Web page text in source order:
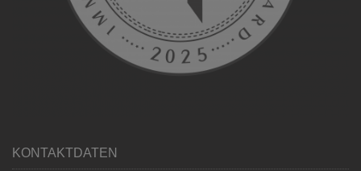
KONTAKTDATEN